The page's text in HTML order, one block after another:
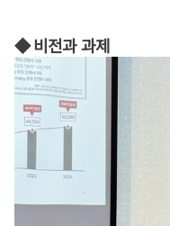
◆ 비전과 과제